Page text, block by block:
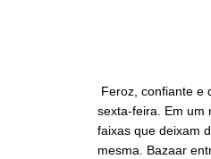
Feroz, confiante e
sexta-feira. Em um
faixas que deixam
mesma. Bazaar